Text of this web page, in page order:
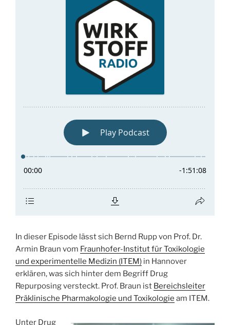
In dieser Episode lässt sich Bernd Rupp von Prof. Dr.
Armin Braun vom Fraunhofer-Institut für Toxikologie
und experimentelle Medizin (ITEM) in Hannover
erklären, was sich hinter dem Begriff Drug
Repurposing versteckt. Prof. Braun ist Bereichsleiter
Präklinische Pharmakologie und Toxikologie am ITEM.
Unter Drug